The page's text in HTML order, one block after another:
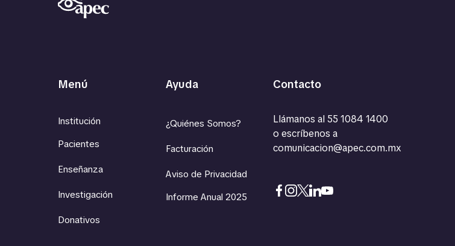
Menú
Institución
Pacientes
Enseñanza
Investigación
Donativos
Ayuda
¿Quiénes Somos?
Facturación
Aviso de Privacidad
Informe Anual 2025
Contacto
Llámanos al55 1084 1400
o escríbenos a
comunicacion@apec.com.mx